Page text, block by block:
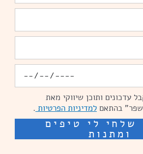
עדכונים ותוכן שיווקי מאת
בהתאם למדיניות הפרטיות .
שלחי לי טיפים
ומתנות